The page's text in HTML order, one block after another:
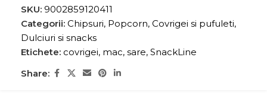
SKU: 9002859120411
Categorii: Chipsuri, Popcorn, Covrigei si pufuleti,
Dulciuri si snacks
Etichete: covrigei, mac, sare, SnackLine
Share: